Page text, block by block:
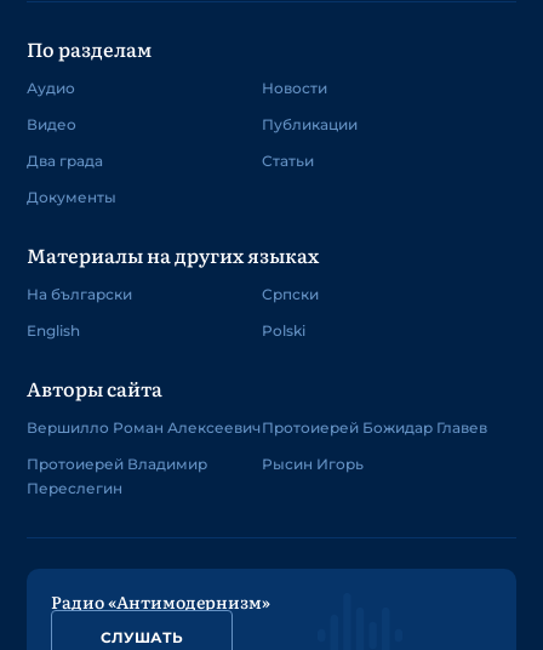
По разделам
Аудио
Видео
Два града
Документы
Новости
Публикации
Статьи
Материалы на других языках
На български
English
Српски
Polski
Авторы сайта
Вершилло Роман Алексеевич
Протоиерей Владимир
Переслегин
Протоиерей Божидар Главев
Рысин Игорь
Радио «Антимодернизм»
СЛУШАТЬ